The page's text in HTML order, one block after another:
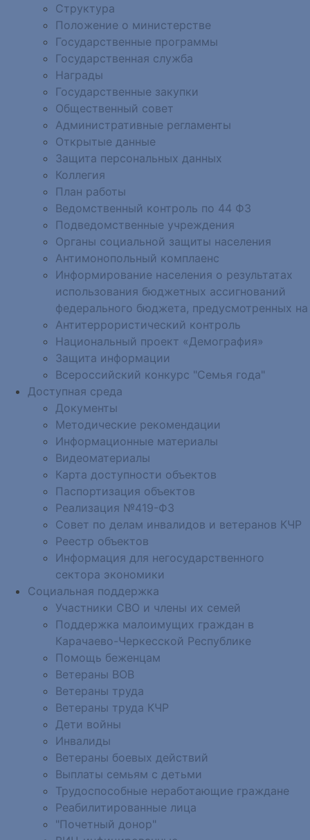
Структура
Положение о министерстве
Государственные программы
Государственная служба
Награды
Государственные закупки
Общественный совет
Административные регламенты
Открытые данные
Защита персональных данных
Коллегия
План работы
Ведомственный контроль по 44 ФЗ
Подведомственные учреждения
Органы социальной защиты населения
Антимонопольный комплаенс
Информирование населения о результатах
использования бюджетных ассигнований
федерального бюджета, предусмотренных на
Антитеррористический контроль
Национальный проект «Демография»
Защита информации
Всероссийский конкурс "Семья года"
Доступная среда
Документы
Методические рекомендации
Информационные материалы
Видеоматериалы
Карта доступности объектов
Паспортизация объектов
Реализация №419-ФЗ
Совет по делам инвалидов и ветеранов КЧР
Реестр объектов
Информация для негосударственного
сектора экономики
Социальная поддержка
Участники СВО и члены их семей
Поддержка малоимущих граждан в
Карачаево-Черкесской Республике
Помощь беженцам
Ветераны ВОВ
Ветераны труда
Ветераны труда КЧР
Дети войны
Инвалиды
Ветераны боевых действий
Выплаты семьям с детьми
Трудоспособные неработающие граждане
Реабилитированные лица
"Почетный донор"